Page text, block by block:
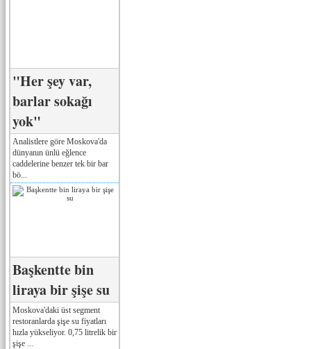
"Her şey var,
barlar sokağı
yok"
Analistlere göre Moskova'da
dünyanın ünlü eğlence
caddelerine benzer tek bir bar
bö...
Başkentte bin
liraya bir şişe su
Moskova'daki üst segment
restoranlarda şişe su fiyatları
hızla yükseliyor. 0,75 litrelik bir
şişe ...